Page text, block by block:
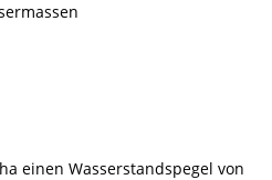
einen Wasserstandspegel von